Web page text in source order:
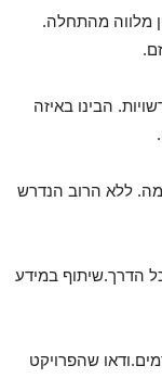
מלווה מהתחלה.
הבינו באיזה
ללא הרוב הנדרש
הדרך.שיתוף במידע
שהפרויקט